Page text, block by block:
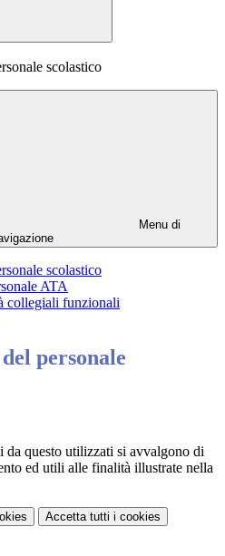
scolastico
Menu di
scolastico
ATA
collegiali funzionali
personale
da questo utilizzati si avvalgono di
ed utili alle finalità illustrate nella
Accetta tutti i cookies